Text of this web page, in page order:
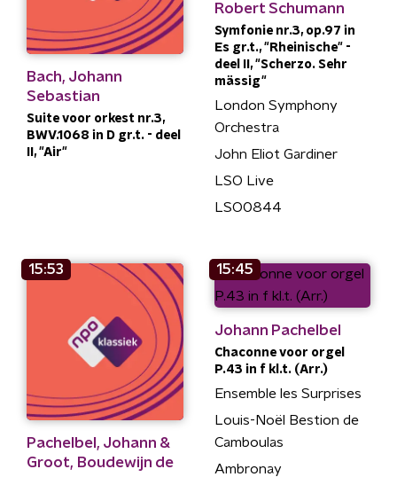
Bach, Johann
Sebastian
Suite voor orkest nr.3,
BWV.1068 in D gr.t. - deel
II, "Air"
Robert Schumann
Symfonie nr.3, op.97 in
Es gr.t., "Rheinische" -
deel II, "Scherzo. Sehr
mässig"
London Symphony
Orchestra
John Eliot Gardiner
LSO Live
LSO0844
15:53
Pachelbel, Johann &
Groot, Boudewijn de
15:45
Johann Pachelbel
Chaconne voor orgel
P.43 in f kl.t. (Arr.)
Ensemble les Surprises
Louis-Noël Bestion de
Camboulas
Ambronay